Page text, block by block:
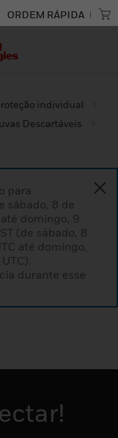
ORDEM RÁPIDA
individual
Descartáveis
para
sábado, 8 de
domingo, 9
(de sábado, 8
até domingo,
durante esse